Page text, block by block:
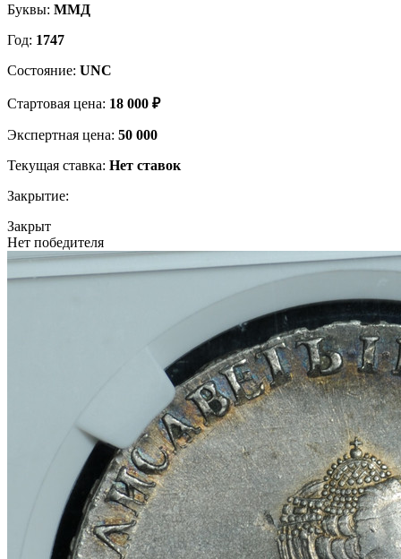
Буквы: ММД
Год: 1747
Состояние: UNC
Стартовая цена: 18 000 ₽
Экспертная цена: 50 000
Текущая ставка: Нет ставок
Закрытие:
Закрыт
Нет победителя